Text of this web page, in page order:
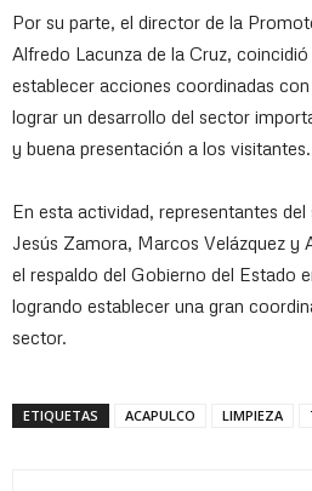
Por su parte, el director de la
Alfredo Lacunza de la Cruz,
establecer acciones coordinadas
lograr un desarrollo del sector
y buena presentación a los visitantes.
En esta actividad, representantes
Jesús Zamora, Marcos Velázquez y
el respaldo del Gobierno del Estado
logrando establecer una gran
sector.
ETIQUETAS ACAPULCO LIMPIEZA